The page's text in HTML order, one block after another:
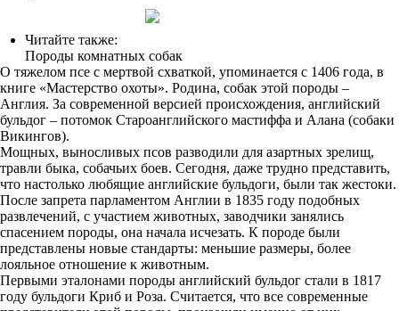
Читайте также:
Породы комнатных собак
О тяжелом псе с мертвой схваткой, упоминается с 1406 года, в
книге «Мастерство охоты». Родина, собак этой породы –
Англия. За современной версией происхождения, английский
бульдог – потомок Староанглийского мастиффа и Алана (собаки
Викингов).
Мощных, выносливых псов разводили для азартных зрелищ,
травли быка, собачьих боев. Сегодня, даже трудно представить,
что настолько любящие английские бульдоги, были так жестоки.
После запрета парламентом Англии в 1835 году подобных
развлечений, с участием животных, заводчики занялись
спасением породы, она начала исчезать. К породе были
представлены новые стандарты: меньшие размеры, более
лояльное отношение к животным.
Первыми эталонами породы английский бульдог стали в 1817
году бульдоги Криб и Роза. Считается, что все современные